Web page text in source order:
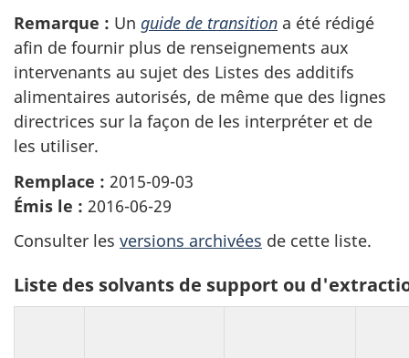
Remarque : Un guide de transition a été rédigé
afin de fournir plus de renseignements aux
intervenants au sujet des Listes des additifs
alimentaires autorisés, de même que des lignes
directrices sur la façon de les interpréter et de
les utiliser.
Remplace : 2015-09-03
Émis le : 2016-06-29
Consulter les versions archivées de cette liste.
Liste des solvants de support ou